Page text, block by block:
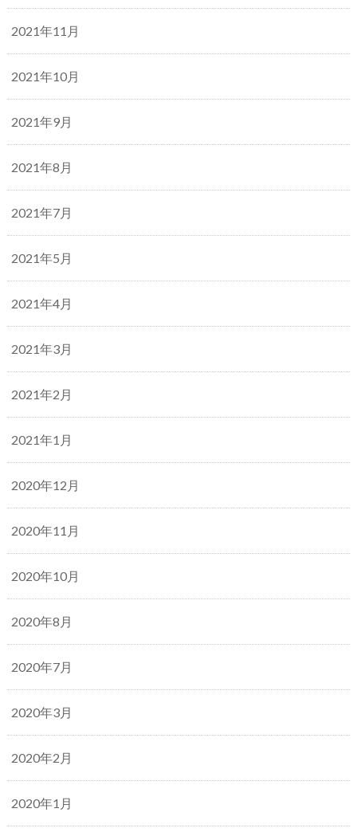
2021年11月
2021年10月
2021年9月
2021年8月
2021年7月
2021年5月
2021年4月
2021年3月
2021年2月
2021年1月
2020年12月
2020年11月
2020年10月
2020年8月
2020年7月
2020年3月
2020年2月
2020年1月